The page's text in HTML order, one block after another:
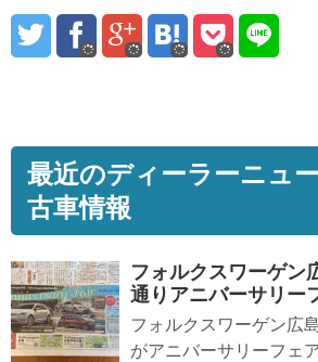
最近のディーラーニュ
古車情報
フォルクスワーゲン
通りアニバーサリー
フォルクスワーゲン広
がアニバーサリーフェ